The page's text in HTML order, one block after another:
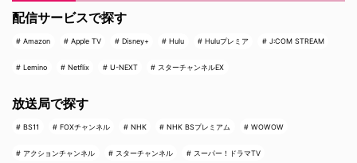
配信サービスで探す
Amazon Apple TV Disney+ Hulu Huluプレミア J:COM STREAM
Lemino Netflix U-NEXT スターチャンネルEX
放送局で探す
BS11 FOXチャンネル NHK NHK BSプレミアム WOWOW
アクションチャンネル スターチャンネル スーパー！ドラマTV